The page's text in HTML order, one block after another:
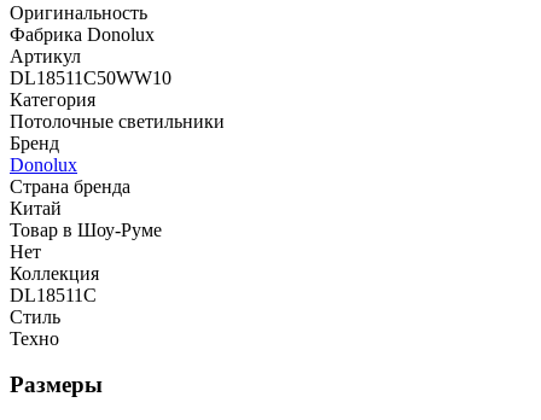
Оригинальность
Фабрика Donolux
Артикул
DL18511C50WW10
Категория
Потолочные светильники
Бренд
Donolux
Страна бренда
Китай
Товар в Шоу-Руме
Нет
Коллекция
DL18511C
Стиль
Техно
Размеры